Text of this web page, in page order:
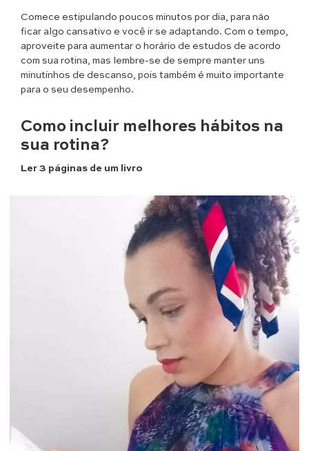
Comece estipulando poucos minutos por dia, para não
ficar algo cansativo e você ir se adaptando. Com o tempo,
aproveite para aumentar o horário de estudos de acordo
com sua rotina, mas lembre-se de sempre manter uns
minutinhos de descanso, pois também é muito importante
para o seu desempenho.
Como incluir melhores hábitos na
sua rotina?
Ler 3 páginas de um livro